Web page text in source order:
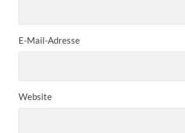
E-Mail-Adresse
Website